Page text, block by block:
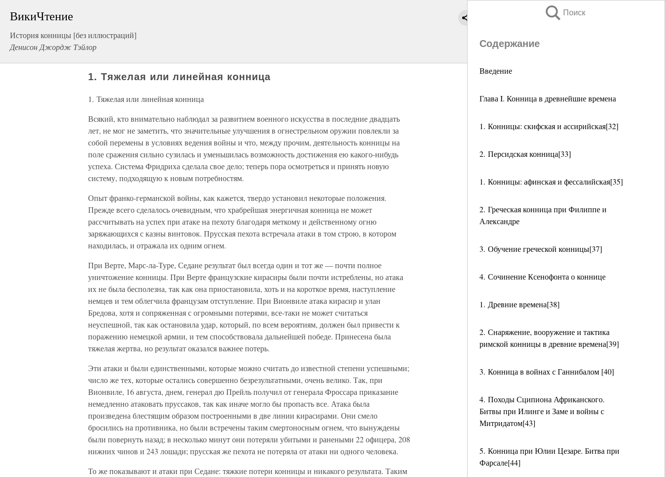
ВикиЧтение
История конницы [без иллюстраций]
Денисон Джордж Тэйлор
Поиск
Содержание
Введение
Глава I. Конница в древнейшие времена
1. Конницы: скифская и ассирийская[32]
2. Персидская конница[33]
1. Конницы: афинская и фессалийская[35]
2. Греческая конница при Филиппе и
Александре
3. Обучение греческой конницы[37]
4. Сочинение Ксенофонта о коннице
1. Древние времена[38]
2. Снаряжение, вооружение и тактика
римской конницы в древние времена[39]
3. Конница в войнах с Ганнибалом [40]
4. Походы Сципиона Африканского.
Битвы при Илинге и Заме и войны с
Митридатом[43]
5. Конница при Юлии Цезаре. Битва при
Фарсале[44]
1. Тяжелая или линейная конница
1. Тяжелая или линейная конница
Всякий, кто внимательно наблюдал за развитием военного искусства в последние двадцать
лет, не мог не заметить, что значительные улучшения в огнестрельном оружии повлекли за
собой перемены в условиях ведения войны и что, между прочим, деятельность конницы на
поле сражения сильно сузилась и уменьшилась возможность достижения ею какого-нибудь
успеха. Система Фридриха сделала свое дело; теперь пора осмотреться и принять новую
систему, подходящую к новым потребностям.
Опыт франко-германской войны, как кажется, твердо установил некоторые положения.
Прежде всего сделалось очевидным, что храбрейшая энергичная конница не может
рассчитывать на успех при атаке на пехоту благодаря меткому и действенному огню
заряжающихся с казны винтовок. Прусская пехота встречала атаки в том строю, в котором
находилась, и отражала их одним огнем.
При Верте, Марс-ла-Туре, Седане результат был всегда один и тот же — почти полное
уничтожение конницы. При Верте французские кирасиры были почти истреблены, но атака
их не была бесполезна, так как она приостановила, хоть и на короткое время, наступление
немцев и тем облегчила французам отступление. При Вионвиле атака кирасир и улан
Бредова, хотя и сопряженная с огромными потерями, все-таки не может считаться
неуспешной, так как остановила удар, который, по всем вероятиям, должен был привести к
поражению немецкой армии, и тем способствовала дальнейшей победе. Принесена была
тяжелая жертва, но результат оказался важнее потерь.
Эти атаки и были единственными, которые можно считать до известной степени успешными;
число же тех, которые остались совершенно безрезультатными, очень велико. Так, при
Вионвиле, 16 августа, днем, генерал дю Прейль получил от генерала Фроссара приказание
немедленно атаковать пруссаков, так как иначе могло бы пропасть все. Атака была
произведена блестящим образом построенными в две линии кирасирами. Они смело
бросились на противника, но были встречены таким смертоносным огнем, что вынуждены
были повернуть назад; в несколько минут они потеряли убитыми и ранеными 22 офицера, 208
нижних чинов и 243 лошади; прусская же пехота не потеряла от атаки ни одного человека.
То же показывают и атаки при Седане: тяжкие потери конницы и никакого результата. Таким